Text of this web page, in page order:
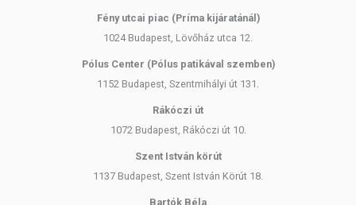
Fény utcai piac (Príma kijáratánál)
1024 Budapest, Lövőház utca 12.
Pólus Center (Pólus patikával szemben)
1152 Budapest, Szentmihályi út 131.
Rákóczi út
1072 Budapest, Rákóczi út 10.
Szent István körút
1137 Budapest, Szent István Körút 18.
Bartók Béla